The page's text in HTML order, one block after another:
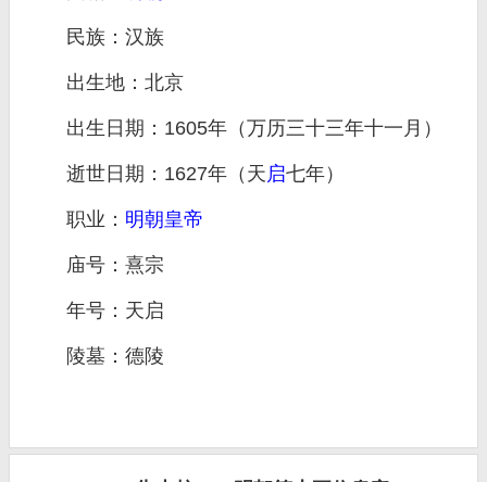
民族：汉族
出生地：北京
出生日期：1605年（万历三十三年十一月）
逝世日期：1627年（天启七年）
职业： 明朝皇帝
庙号：熹宗
年号：天启
陵墓：德陵